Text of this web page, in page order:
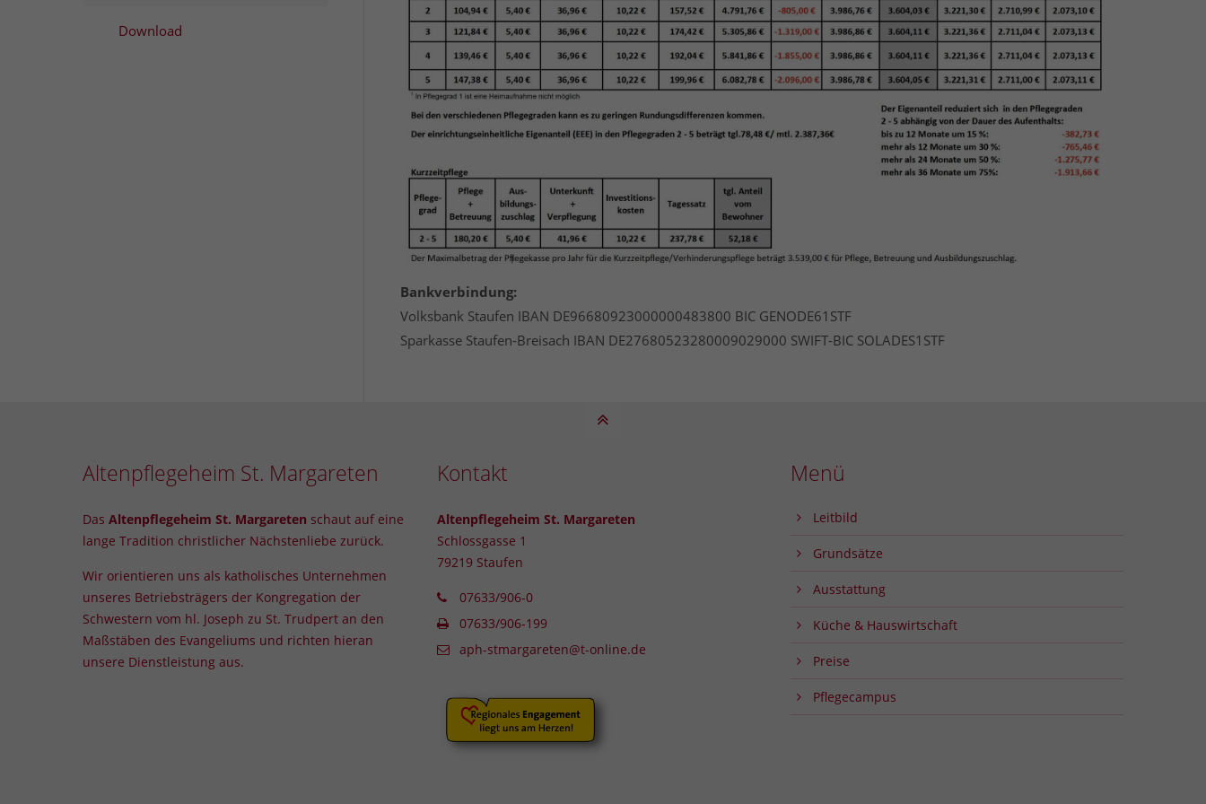
Bankverbindung:
Volksbank Staufen IBAN DE96680923000000483800 BIC GENODE61STF
Sparkasse Staufen-Breisach IBAN DE27680523280009029000 SWIFT-BIC SOLADES1STF
Download
Altenpflegeheim St. Margareten
DasAltenpflegeheim St. Margareten schaut auf eine
lange Tradition christlicher Nächstenliebe zurück.
Wir orientieren uns als katholisches Unternehmen
unseres Betriebsträgers der Kongregation der
Schwestern vom hl. Joseph zu St. Trudpert an den
Maßstäben des Evangeliums und richten hieran
unsere Dienstleistung aus.
Kontakt
Altenpflegeheim St. Margareten
Schlossgasse 1
79219 Staufen
07633/906-0
07633/906-199
aph-stmargareten@t-online.de
Menü
Leitbild
Grundsätze
Ausstattung
Küche & Hauswirtschaft
Preise
Pflegecampus